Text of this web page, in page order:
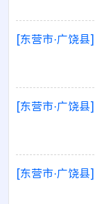
[东营市·广饶县]
[东营市·广饶县]
[东营市·广饶县]